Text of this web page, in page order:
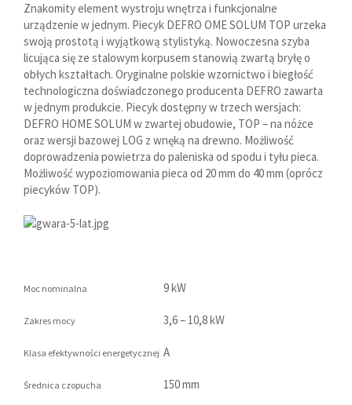
Znakomity element wystroju wnętrza i funkcjonalne
urządzenie w jednym. Piecyk DEFRO OME SOLUM TOP urzeka
swoją prostotą i wyjątkową stylistyką. Nowoczesna szyba
licująca się ze stalowym korpusem stanowią zwartą bryłę o
obłych kształtach. Oryginalne polskie wzornictwo i biegłość
technologiczna doświadczonego producenta DEFRO zawarta
w jednym produkcie. Piecyk dostępny w trzech wersjach:
DEFRO HOME SOLUM w zwartej obudowie, TOP – na nóżce
oraz wersji bazowej LOG z wnęką na drewno. Możliwość
doprowadzenia powietrza do paleniska od spodu i tyłu pieca.
Możliwość wypoziomowania pieca od 20 mm do 40 mm (oprócz
piecyków TOP).
Moc nominalna 9 kW
Zakres mocy 3,6 – 10,8 kW
Klasa efektywności energetycznej A
Średnica czopucha 150 mm